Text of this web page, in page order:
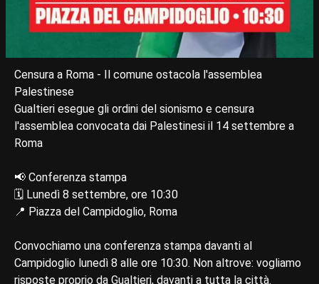
Censura a Roma - Il comune ostacola l'assemblea
Palestinese
Gualtieri esegue gli ordini del sionismo e censura
l'assemblea convocata dai Palestinesi il 14 settembre a
Roma
📢 Conferenza stampa
🗓️ Lunedì 8 settembre, ore 10:30
📍 Piazza del Campidoglio, Roma
Convochiamo una conferenza stampa davanti al
Campidoglio lunedì 8 alle ore 10:30. Non altrove: vogliamo
risposte proprio da Gualtieri, davanti a tutta la città.